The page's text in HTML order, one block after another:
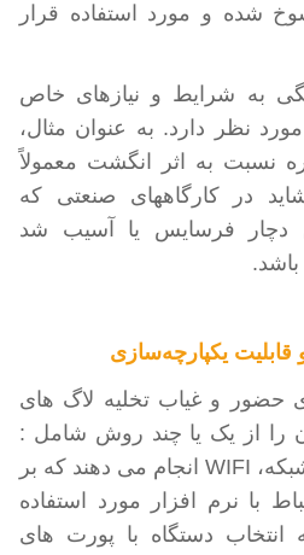
شده و مورد استفاده قرار
به شرایط و نیازهای خاص
نظر دارد. به عنوان مثال،
نسبت به اثر انگشت معمولاً
در کارگاههای صنعتی که
دچار فرسایس یا آسیب شد
حضور و غیاب تخلیه لاگ های
از یک یا چند روش شامل :
WIFI انجام می دهند که بر
با نرم افزار مورد استفاده
دستگاه با پورت های